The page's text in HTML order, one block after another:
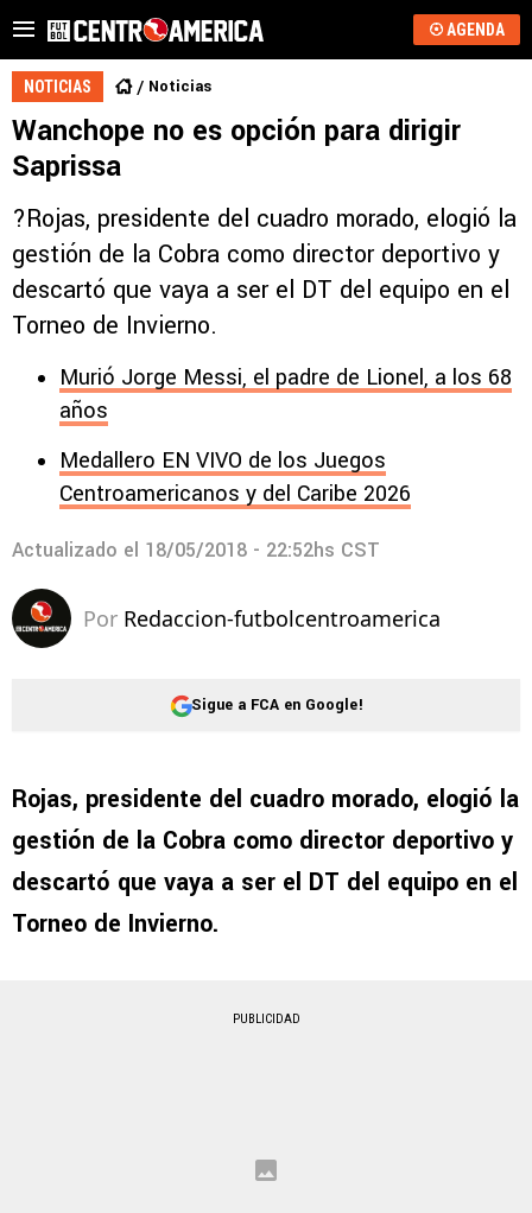
AGENDA
NOTICIAS Noticias
Wanchope no es opción para dirigir
Saprissa
?Rojas, presidente del cuadro morado, elogió la
gestión de la Cobra como director deportivo y
descartó que vaya a ser el DT del equipo en el
Torneo de Invierno.
Murió Jorge Messi, el padre de Lionel, a los 68
años
Medallero EN VIVO de los Juegos
Centroamericanos y del Caribe 2026
Actualizado el 18/05/2018 - 22:52hs CST
Por Redaccion-futbolcentroamerica
Sigue a FCA en Google!
Rojas, presidente del cuadro morado, elogió la
gestión de la Cobra como director deportivo y
descartó que vaya a ser el DT del equipo en el
Torneo de Invierno.
PUBLICIDAD